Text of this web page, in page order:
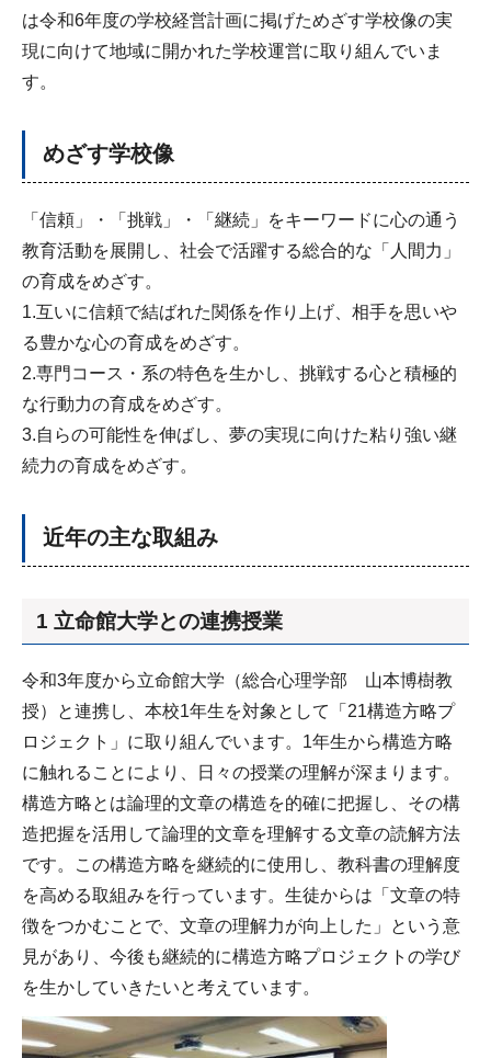
は令和6年度の学校経営計画に掲げためざす学校像の実
現に向けて地域に開かれた学校運営に取り組んでいま
す。
めざす学校像
「信頼」・「挑戦」・「継続」をキーワードに心の通う
教育活動を展開し、社会で活躍する総合的な「人間力」
の育成をめざす。
1.互いに信頼で結ばれた関係を作り上げ、相手を思いや
る豊かな心の育成をめざす。
2.専門コース・系の特色を生かし、挑戦する心と積極的
な行動力の育成をめざす。
3.自らの可能性を伸ばし、夢の実現に向けた粘り強い継
続力の育成をめざす。
近年の主な取組み
1 立命館大学との連携授業
令和3年度から立命館大学（総合心理学部 山本博樹教
授）と連携し、本校1年生を対象として「21構造方略プ
ロジェクト」に取り組んでいます。1年生から構造方略
に触れることにより、日々の授業の理解が深まります。
構造方略とは論理的文章の構造を的確に把握し、その構
造把握を活用して論理的文章を理解する文章の読解方法
です。この構造方略を継続的に使用し、教科書の理解度
を高める取組みを行っています。生徒からは「文章の特
徴をつかむことで、文章の理解力が向上した」という意
見があり、今後も継続的に構造方略プロジェクトの学び
を生かしていきたいと考えています。